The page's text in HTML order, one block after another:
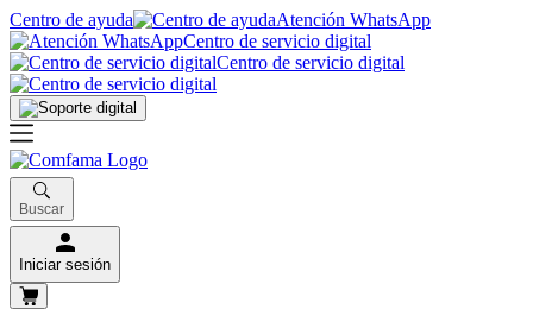
Centro de ayuda
Atención WhatsApp
Centro de servicio digital
Centro de servicio digital
Buscar
Iniciar sesión